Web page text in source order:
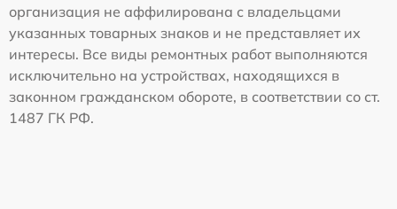
организация не аффилирована с владельцами
указанных товарных знаков и не представляет их
интересы. Все виды ремонтных работ выполняются
исключительно на устройствах, находящихся в
законном гражданском обороте, в соответствии со ст.
1487 ГК РФ.